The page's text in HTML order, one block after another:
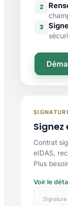
2
3
Contrat
eIDAS,
Plus
Voir le
Signature